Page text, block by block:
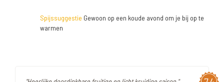
Spijssuggestie Gewoon op een koude avond om je bij op te
warmen